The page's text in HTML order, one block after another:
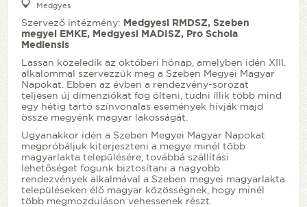
Medgyes
Szervező intézmény: Medgyesi RMDSZ, Szeben
megyei EMKE, Medgyesi MADISZ, Pro Schola
Mediensis
Lassan közeledik az októberi hónap, amelyben idén XIII.
alkalommal szervezzük meg a Szeben Megyei Magyar
Napokat. Ebben az évben a rendezvény-sorozat
teljesen új dimenziókat fog ölteni, tudni illik több mind
egy hétig tartó színvonalas események hívják majd
össze megyénk magyar lakosságát.
Ugyanakkor idén a Szeben Megyei Magyar Napokat
megpróbáljuk kiterjeszteni a megye minél több
magyarlakta településére, továbbá szállítási
lehetőséget fogunk biztosítani a nagyobb
rendezvények alkalmával a Szeben megyei magyarlakta
településeken élő magyar közösségnek, hogy minél
több megmozduláson vehessenek részt.